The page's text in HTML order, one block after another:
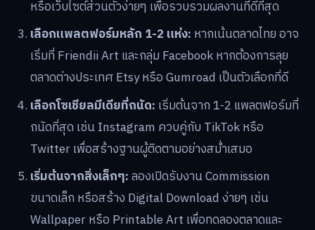
ตอนจะช่วยให้ไม่หลงทาง สามารถเริ่มต้นได้ดังนี้:
กำหนดแนวทางและสไตล์: ค้นหาแนวทางที่ตนเองถนัด
และตลาดที่ต้องการจะเจาะเข้าไป เช่น แนวภาพประกอบ
น่ารัก, คอนเซปต์อาร์ตสำหรับเกม, หรือกราฟิกสไตล์มินิ
มอล
สร้างพอร์ตโฟลิโอ:จัดทำพอร์ตโฟลิโอออนไลน์ที่น่า
สนใจ อาจจะเป็นบน Instagram, Behance, ArtStation
หรือเว็บไซต์ส่วนตัวง่ายๆ เพื่อรวบรวมผลงานที่ดีที่สุด
เลือกแพลตฟอร์มหลัก 1-2 แห่ง:หากเน้นตลาดไทย อาจ